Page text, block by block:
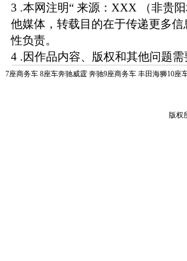
3 .本网注明“ 来源：XXX （非贵
他媒体，转载目的在于传递更多
性负责。
4 .因作品内容、版权和其他问题
7座商务车 8座车奔驰威霆 奔驰9座商务车 丰田海狮10座
版权